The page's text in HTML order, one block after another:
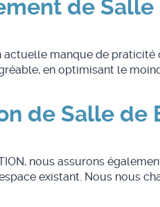
de Salle
actuelle manque de
en optimisant le
de Salle de
nous assurons
existant. Nous nous